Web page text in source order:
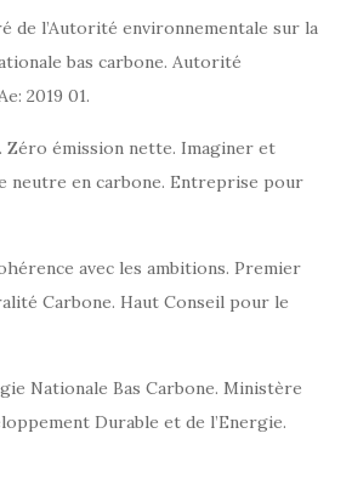
de l’Autorité environnementale sur la
bas carbone. Autorité
2019 01.
Zéro émission nette. Imaginer et
neutre en carbone. Entreprise pour
avec les ambitions. Premier
Carbone. Haut Conseil pour le
Nationale Bas Carbone. Ministère
Durable et de l’Energie.